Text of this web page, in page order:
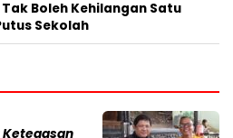
Boleh Kehilangan Satu
Sekolah
Ketegasan